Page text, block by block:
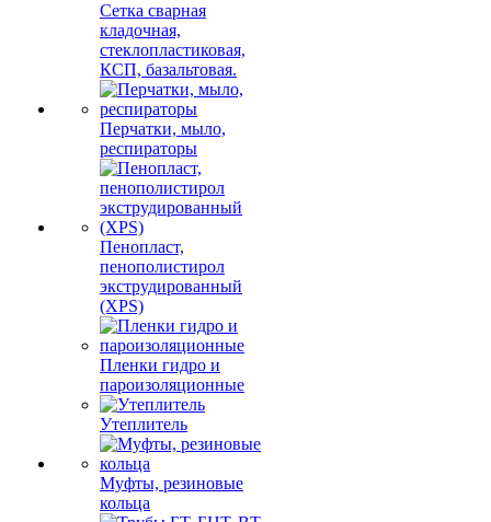
Сетка сварная
кладочная,
стеклопластиковая,
КСП, базальтовая.
Перчатки, мыло,
респираторы
Пенопласт,
пенополистирол
экструдированный
(XPS)
Пленки гидро и
пароизоляционные
Утеплитель
Муфты, резиновые
кольца